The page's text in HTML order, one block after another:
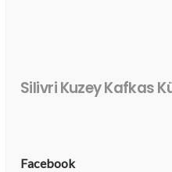
Silivri Kuzey Kafkas
Facebook